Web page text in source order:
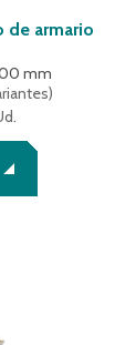
de armario
mm
)